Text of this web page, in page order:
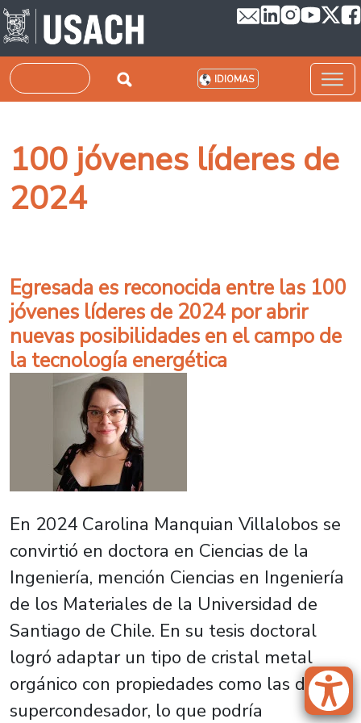
Pasar al contenido principal
Buscar IDIOMAS
100 jóvenes líderes de
2024
Egresada es reconocida entre las 100
jóvenes líderes de 2024 por abrir
nuevas posibilidades en el campo de
la tecnología energética
En 2024 Carolina Manquian Villalobos se
convirtió en doctora en Ciencias de la
Ingeniería, mención Ciencias en Ingeniería
de los Materiales de la Universidad de
Santiago de Chile. En su tesis doctoral
logró adaptar un tipo de cristal metal
orgánico con propiedades como las de un
supercondesador, lo que podría